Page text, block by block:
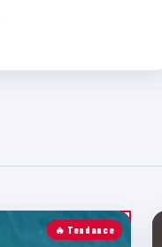
🔥 Tendance